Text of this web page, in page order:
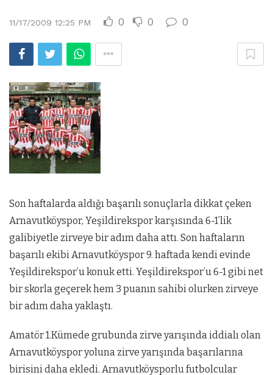
11/17/2009 12:25 PM 0 0 0
Son haftalarda aldığı başarılı sonuçlarla dikkat çeken
Arnavutköyspor, Yeşildirekspor karşısında 6-1’lik
galibiyetle zirveye bir adım daha attı. Son haftaların
başarılı ekibi Arnavutköyspor 9. haftada kendi evinde
Yeşildirekspor’u konuk etti. Yeşildirekspor’u 6-1 gibi net
bir skorla geçerek hem 3 puanın sahibi olurken zirveye
bir adım daha yaklaştı.
Amatör 1.Kümede grubunda zirve yarışında iddialı olan
Arnavutköyspor yoluna zirve yarışında başarılarına
birisini daha ekledi. Arnavutköysporlu futbolcular